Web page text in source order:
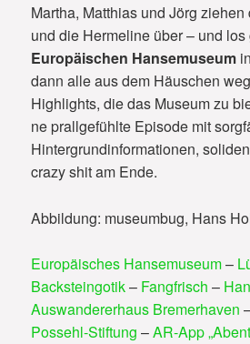
Martha, Matthias und Jörg
und die Hermeline über – und los
Europäischen Hansemuseum
dann alle aus dem Häuschen
Highlights, die das Museum zu
ne prallgefühlte Episode mit
Hintergrundinformationen,
crazy shit am Ende.
Abbildung: museumbug, Hans
Europäisches Hansemuseum–
Backsteingotik– Fangfrisch –
Auswandererhaus Bremerhaven
Possehl-Stiftung –AR-App